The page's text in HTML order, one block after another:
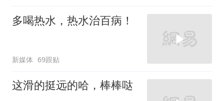
多喝热水，热水治百病！
新媒体 69跟贴
这滑的挺远的哈，棒棒哒